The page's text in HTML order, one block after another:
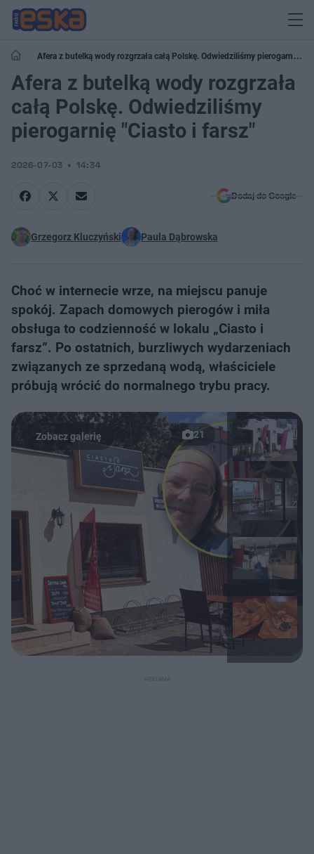
Afera z butelką wody rozgrzała całą Polskę. Odwiedziliśmy pierogarnię
"Ciasto i farsz"
Afera z butelką wody rozgrzała
całą Polskę. Odwiedziliśmy
pierogarnię "Ciasto i farsz"
2026-07-03 14:34
Dodaj do Google
Grzegorz Kluczyński Paula Dąbrowska
Choć w internecie wrze, na miejscu panuje
spokój. Zapach domowych pierogów i miła
obsługa to codzienność w lokalu „Ciasto i
farsz”. Po ostatnich, burzliwych wydarzeniach
związanych ze sprzedaną wodą, właściciele
próbują wrócić do normalnego trybu pracy.
21